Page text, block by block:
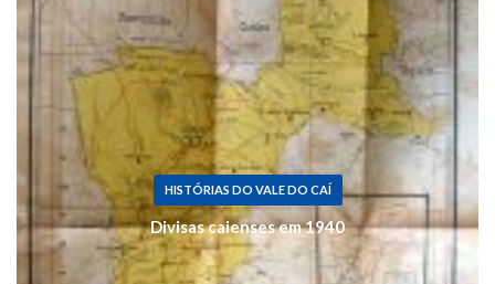
HISTÓRIAS DO VALE DO CAÍ
Divisas caienses em 1940